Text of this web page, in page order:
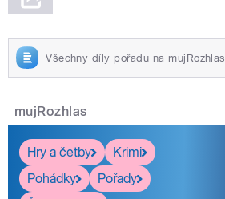
Všechny díly pořadu na mujRozhlas
mujRozhlas
Hry a četby
Krimi
Pohádky
Pořady